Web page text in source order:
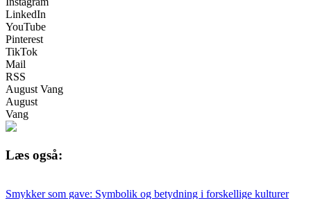
LinkedIn
YouTube
Pinterest
TikTok
Mail
RSS
August Vang
August
Vang
Læs også:
Smykker som gave: Symbolik og betydning i forskellige kulturer